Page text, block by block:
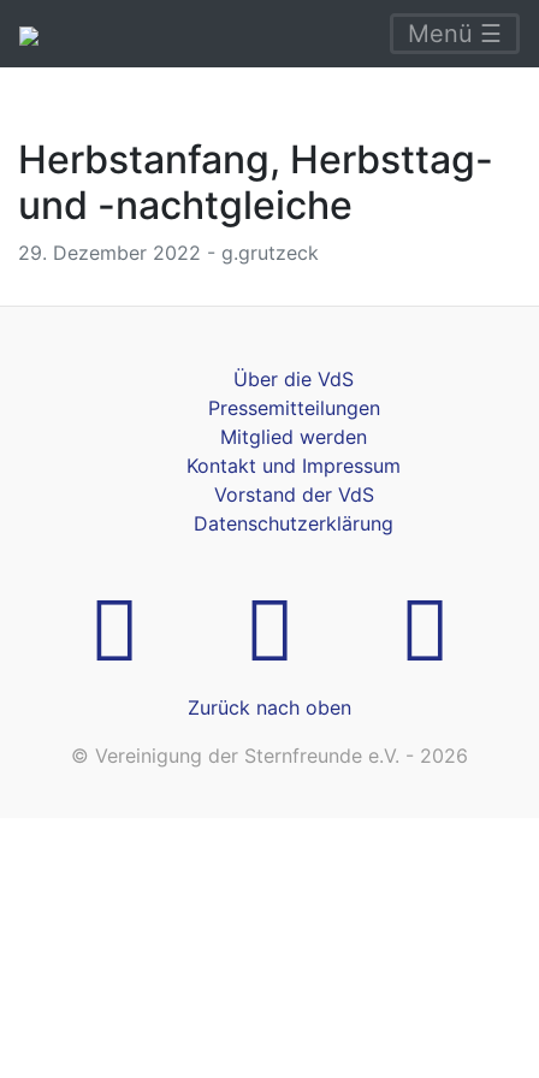
Menü ☰
Herbstanfang, Herbsttag-
und -nachtgleiche
29. Dezember 2022 - g.grutzeck
Über die VdS
Pressemitteilungen
Mitglied werden
Kontakt und Impressum
Vorstand der VdS
Datenschutzerklärung
Zurück nach oben
© Vereinigung der Sternfreunde e.V. - 2026